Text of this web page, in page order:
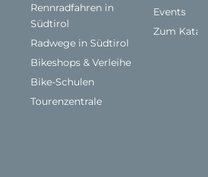
Rennradfahren in
Südtirol
Radwege in Südtirol
Bikeshops & Verleihe
Bike-Schulen
Tourenzentrale
Events
Zum